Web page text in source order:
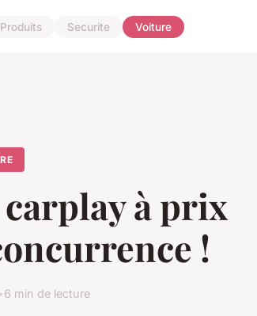
Produits Securite Voiture
à prix
!
•6 min de lecture